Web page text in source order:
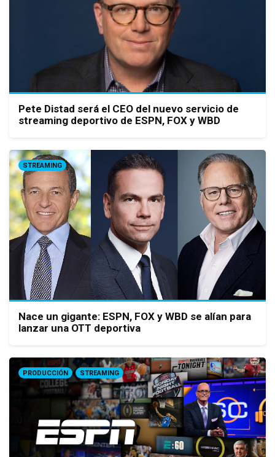
Pete Distad será el CEO del nuevo servicio de
streaming deportivo de ESPN, FOX y WBD
STREAMING
Nace un gigante: ESPN, FOX y WBD se alían para
lanzar una OTT deportiva
PRODUCCIÓN STREAMING